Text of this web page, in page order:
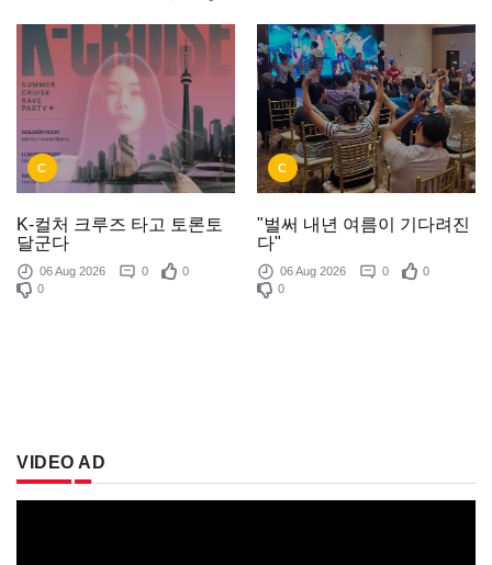
C
K-컬처 크루즈 타고 토론토
달군다
06 Aug 2026 0
0
0
C
"벌써 내년 여름이 기다려진
다"
06 Aug 2026 0
0
0
VIDEO AD